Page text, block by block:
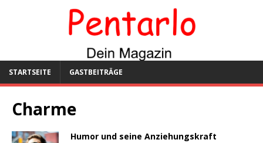
STARTSEITE GASTBEITRÄGE
Charme
Humor und seine Anziehungskraft